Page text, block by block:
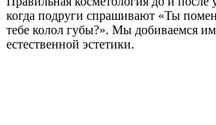
когда подруги спрашивают «Ты
тебе колол губы?». Мы добиваемся
естественной эстетики.